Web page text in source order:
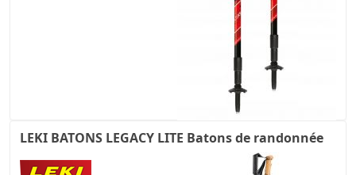
LEKI BATONS LEGACY LITE Batons de randonnée